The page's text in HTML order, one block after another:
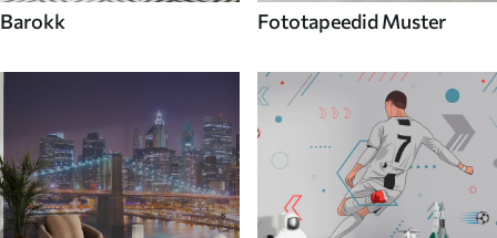
Barokk Fototapeedid Muster